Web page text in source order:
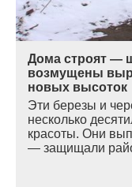
Дома строят —
возмущены
новых высоток
Эти березы и
несколько
красоты. Они
— защищали